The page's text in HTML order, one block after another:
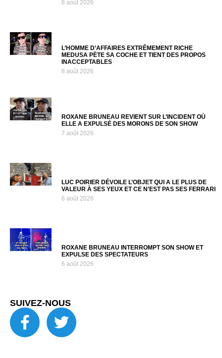
8 août 2026
L’HOMME D’AFFAIRES EXTRÊMEMENT RICHE
MEDUSA PÈTE SA COCHE ET TIENT DES PROPOS
INACCEPTABLES
8 août 2026
ROXANE BRUNEAU REVIENT SUR L’INCIDENT OÙ
ELLE A EXPULSÉ DES MORONS DE SON SHOW
7 août 2026
LUC POIRIER DÉVOILE L’OBJET QUI A LE PLUS DE
VALEUR À SES YEUX ET CE N’EST PAS SES FERRARI
6 août 2026
ROXANE BRUNEAU INTERROMPT SON SHOW ET
EXPULSE DES SPECTATEURS
6 août 2026
SUIVEZ-NOUS